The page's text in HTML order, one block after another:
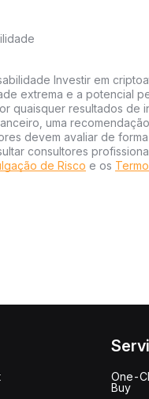
Investir em
extrema e a potencial
quaisquer resultados de
uma
devem avaliar de
consultores
de Risco e os
One-
Buy